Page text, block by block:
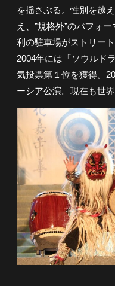
を揺さぶる。性別を越
え、”規格外”のパフォ
利の駐車場がストリート
2004年には「ソウルド
気投票第１位を獲得。
ーシア公演。現在も世